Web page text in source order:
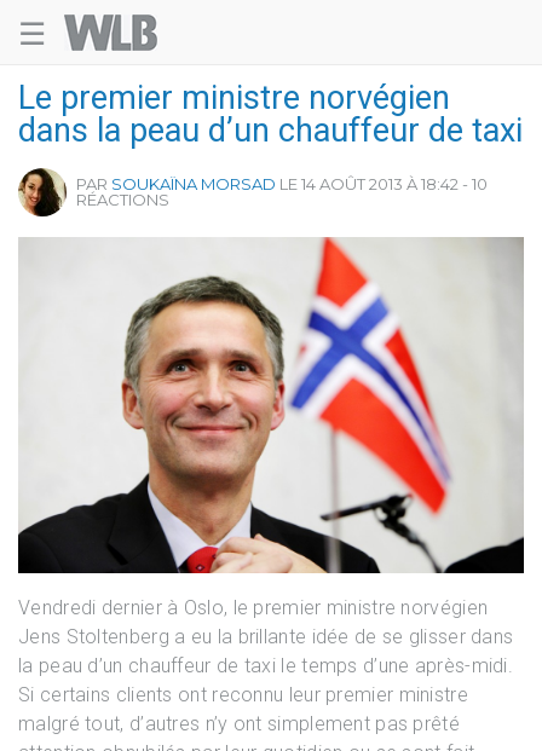
☰
Le premier ministre norvégien
dans la peau d’un chauffeur de taxi
PAR SOUKAÏNA MORSAD LE 14 AOÛT 2013 À 18:42 - 10
RÉACTIONS
Vendredi dernier à Oslo, le premier ministre norvégien
Jens Stoltenberg a eu la brillante idée de se glisser dans
la peau d’un chauffeur de taxi le temps d’une après-midi.
Si certains clients ont reconnu leur premier ministre
malgré tout, d’autres n’y ont simplement pas prêté